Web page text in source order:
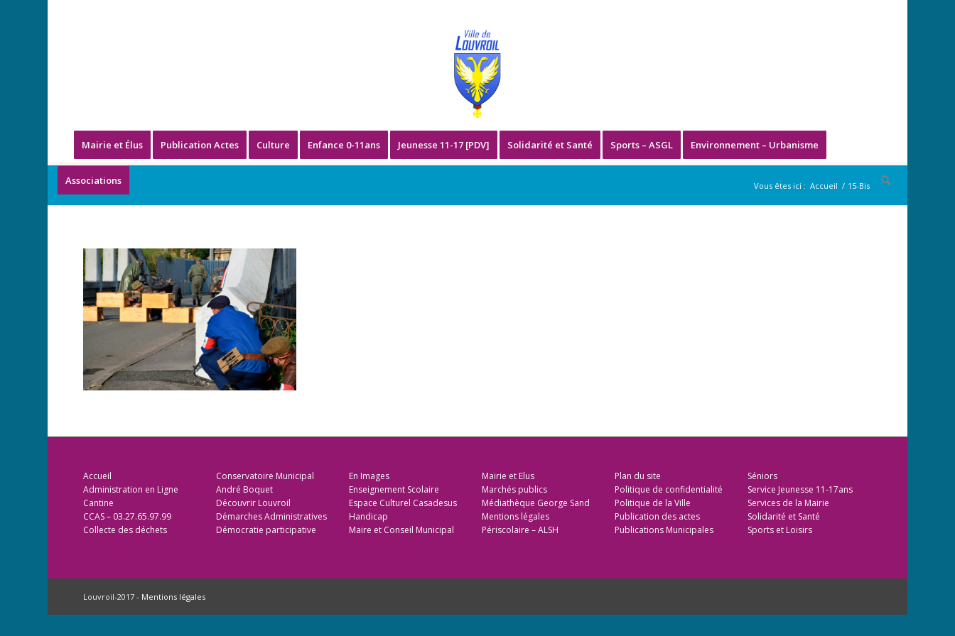
Mairie et Élus Publication Actes Culture Enfance 0-11ans Jeunesse 11-17 [PDV] Solidarité et Santé Sports – ASGL Environnement – Urbanisme
Associations
15-Bis Vous êtes ici : Accueil / 15-Bis
Accueil
Administration en Ligne
Cantine
CCAS – 03.27.65.97.99
Collecte des déchets
Conservatoire Municipal
André Boquet
Découvrir Louvroil
Démarches Administratives
Démocratie participative
En Images
Enseignement Scolaire
Espace Culturel Casadesus
Handicap
Maire et Conseil Municipal
Mairie et Elus
Marchés publics
Médiathèque George Sand
Mentions légales
Périscolaire – ALSH
Plan du site
Politique de confidentialité
Politique de la Ville
Publication des actes
Publications Municipales
Séniors
Service Jeunesse 11-17ans
Services de la Mairie
Solidarité et Santé
Sports et Loisirs
Louvroil-2017 - Mentions légales